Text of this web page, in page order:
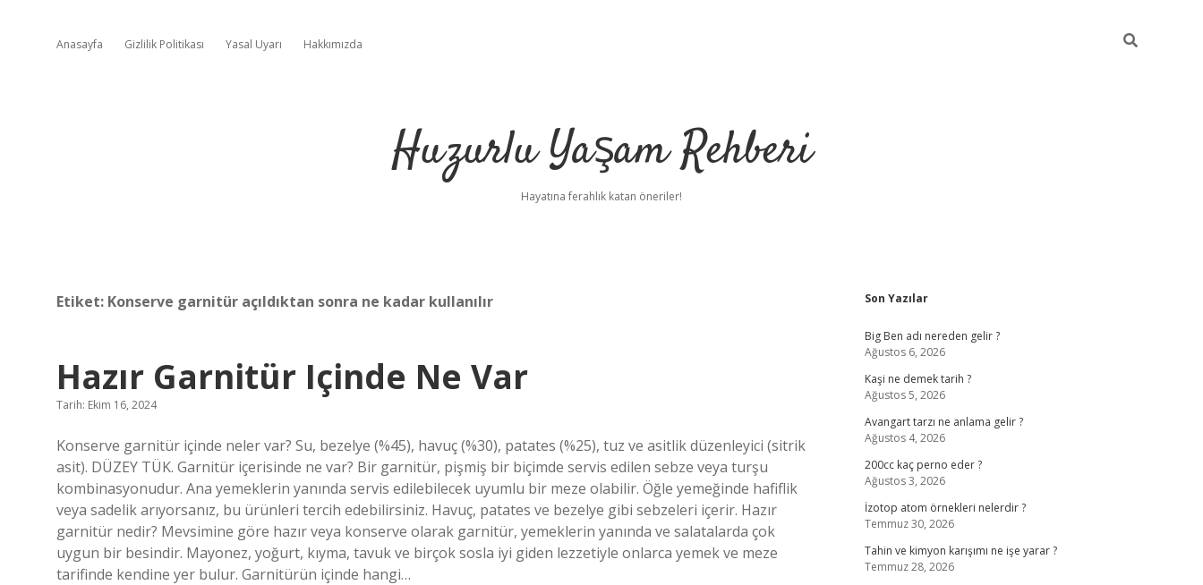
Anasayfa Gizlilik Politikası Yasal Uyarı Hakkımızda
Huzurlu Yaşam Rehberi
Hayatına ferahlık katan öneriler!
Etiket: Konserve garnitür açıldıktan sonra ne kadar kullanılır
Hazır Garnitür Içinde Ne Var
Tarih: Ekim 16, 2024
Konserve garnitür içinde neler var? Su, bezelye (%45), havuç (%30), patates (%25), tuz ve asitlik düzenleyici (sitrik
asit). DÜZEY TÜK. Garnitür içerisinde ne var? Bir garnitür, pişmiş bir biçimde servis edilen sebze veya turşu
kombinasyonudur. Ana yemeklerin yanında servis edilebilecek uyumlu bir meze olabilir. Öğle yemeğinde hafiflik
veya sadelik arıyorsanız, bu ürünleri tercih edebilirsiniz. Havuç, patates ve bezelye gibi sebzeleri içerir. Hazır
garnitür nedir? Mevsimine göre hazır veya konserve olarak garnitür, yemeklerin yanında ve salatalarda çok
uygun bir besindir. Mayonez, yoğurt, kıyma, tavuk ve birçok sosla iyi giden lezzetiyle onlarca yemek ve meze
tarifinde kendine yer bulur. Garnitürün içinde hangi…
Sidebar
Son Yazılar
Big Ben adı nereden gelir ?
Ağustos 6, 2026
Kaşi ne demek tarih ?
Ağustos 5, 2026
Avangart tarzı ne anlama gelir ?
Ağustos 4, 2026
200cc kaç perno eder ?
Ağustos 3, 2026
İzotop atom örnekleri nelerdir ?
Temmuz 30, 2026
Tahin ve kimyon karışımı ne işe yarar ?
Temmuz 28, 2026